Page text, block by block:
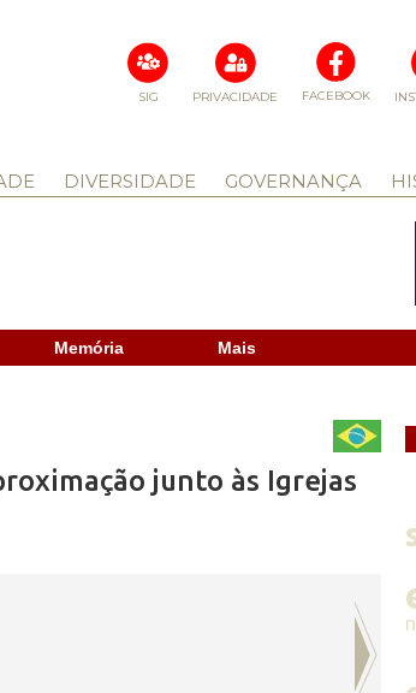
FACEBOOK
PRIVACIDADE
SIG
DIVERSIDADE GOVERNANÇA
Memória Mais
junto às Igrejas